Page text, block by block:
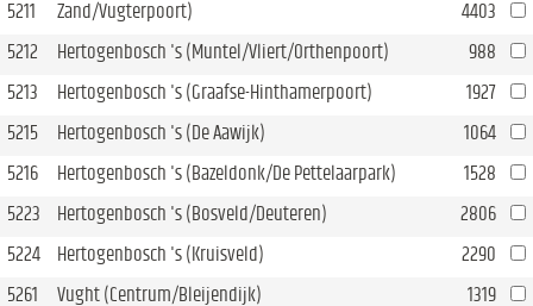
5211
Zand/Vugterpoort)
4403
5212
Hertogenbosch 's (Muntel/Vliert/Orthenpoort)
988
5213
Hertogenbosch 's (Graafse-Hinthamerpoort)
1927
5215
Hertogenbosch 's (De Aawijk)
1064
5216
Hertogenbosch 's (Bazeldonk/De Pettelaarpark)
1528
5223
Hertogenbosch 's (Bosveld/Deuteren)
2806
5224
Hertogenbosch 's (Kruisveld)
2290
5261
Vught (Centrum/Bleijendijk)
1319